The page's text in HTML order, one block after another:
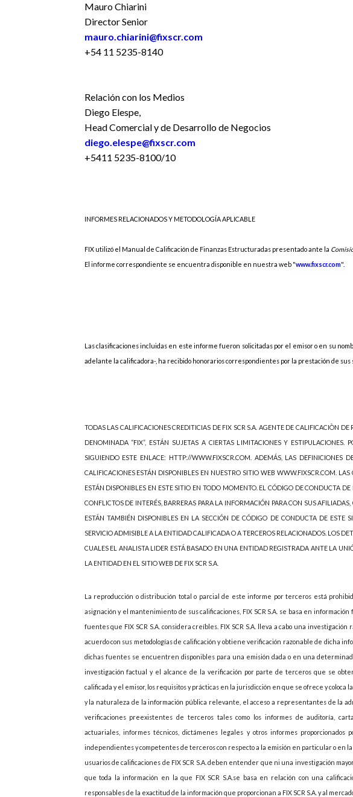
Mauro Chiarini
Director Senior
mauro.chiarini@fixscr.com
+54 11 5235-8140
Relación con los Medios
Diego Elespe,
Head Comercial y de Desarrollo de Negocios
diego.elespe@fixscr.com
+5411 5235-8100/10
INFORMES RELACIONADOS Y METODOLOGÍA APLICABLE
FIX utilizó el Manual de Calificación de Finanzas Estructuradas presentado ante la
El informe correspondiente se encuentra disponible en nuestra web "www.fixscr.com".
Lasclasificaciones incluidas en este informe fueron solicitadas por el emisor o en su
adelante la calificadora-, ha recibido honorarios correspondientes por la prestación de sus
TODAS LAS CALIFICACIONES CREDITICIAS DE FIX SCR S.A. AGENTE DE CALIFICACIÒN
DENOMINADA “FIX”, ESTÁN SUJETAS A CIERTAS LIMITACIONES Y ESTIPULACIONES.
SIGUIENDO ESTE ENLACE: HTTP://WWW.FIXSCR.COM. ADEMÁS, LAS DEFINICIONES
CALIFICACIONES ESTÁN DISPONIBLES EN NUESTRO SITIO WEB WWW.FIXSCR.COM.
ESTÁN DISPONIBLES EN ESTE SITIO EN TODO MOMENTO. EL CÓDIGO DE CONDUCTA
CONFLICTOS DE INTERÉS, BARRERAS PARA LA INFORMACIÓN PARA CON SUS
ESTÁN TAMBIÉN DISPONIBLES EN LA SECCIÓN DE CÓDIGO DE CONDUCTA DE ESTE
SERVICIO ADMISIBLE A LA ENTIDAD CALIFICADA O A TERCEROS RELACIONADOS. LOS
CUALES EL ANALISTA LIDER ESTÁ BASADO EN UNA ENTIDAD REGISTRADA ANTE LA
LA ENTIDAD EN EL SITIO WEB DE FIX SCR S.A.
La reproducción o distribución total o parcial de este informe por terceros está
asignación y el mantenimiento de sus calificaciones, FIX SCR S.A. se basa en
fuentes que FIX SCR S.A. considera creíbles. FIX SCR S.A. lleva a cabo una
acuerdo con sus metodologías de calificación y obtiene verificación razonable de dicha
dichas fuentes se encuentren disponibles para una emisión dada o en una
investigación factual y el alcance de la verificación por parte de terceros que se
calificada y el emisor, los requisitos y prácticas en la jurisdicción en que se ofrece y coloca
y la naturaleza de la información pública relevante, el acceso a representantes de la
verificaciones preexistentes de terceros tales como los informes de auditoría,
actuariales, informes técnicos, dictámenes legales y otros informes
independientes y competentes de terceros con respecto a la emisión en particular o en
usuarios de calificaciones de FIX SCR S.A. deben entender que ni una investigación
que toda la información en la que FIX SCR S.A.se basa en relación con una
responsables de la exactitud de la información que proporcionan a FIX SCR S.A. y al